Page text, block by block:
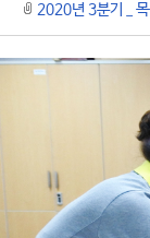
2020년 3분기 _